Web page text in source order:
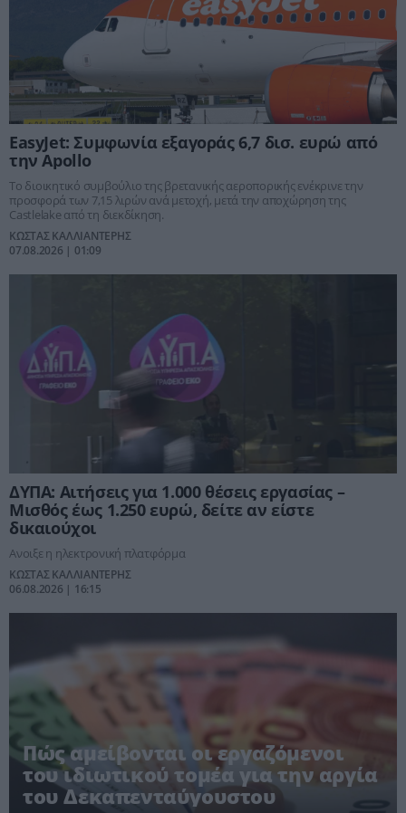
EasyJet: Συμφωνία εξαγοράς 6,7 δισ. ευρώ από
την Apollo
Το διοικητικό συμβούλιο της βρετανικής αεροπορικής ενέκρινε την
προσφορά των 7,15 λιρών ανά μετοχή, μετά την αποχώρηση της
Castlelake από τη διεκδίκηση.
ΚΩΣΤΑΣ ΚΑΛΛΙΑΝΤΕΡΗΣ
07.08.2026 | 01:09
ΔΥΠΑ: Αιτήσεις για 1.000 θέσεις εργασίας –
Μισθός έως 1.250 ευρώ, δείτε αν είστε
δικαιούχοι
Ανοιξε η ηλεκτρονική πλατφόρμα
ΚΩΣΤΑΣ ΚΑΛΛΙΑΝΤΕΡΗΣ
06.08.2026 | 16:15
Πώς αμείβονται οι εργαζόμενοι
του ιδιωτικού τομέα για την αργία
του Δεκαπενταύγουστου